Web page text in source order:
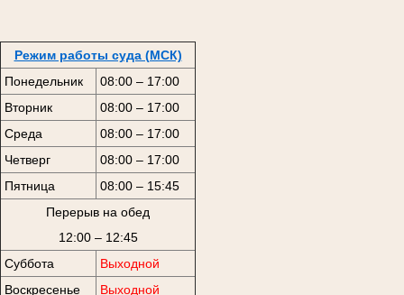
Режим работы суда (МСК)
Понедельник
08:00 – 17:00
Вторник
08:00 – 17:00
Среда
08:00 – 17:00
Четверг
08:00 – 17:00
Пятница
08:00 – 15:45
Перерыв на обед
12:00 – 12:45
Суббота
Выходной
Воскресенье
Выходной